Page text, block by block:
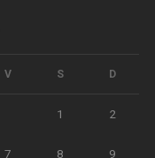
V S D
1 2
7 8 9